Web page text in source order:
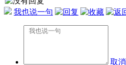
我也说一句
取消